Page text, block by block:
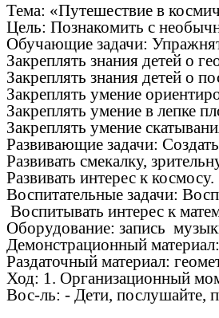
Тема: «Путешествие в
Цель: Познакомить с
Обучающие задачи:
Закреплять знания детей о
Закреплять знания детей о
Закреплять умение
Закреплять умение в лепке
Закреплять умение
Развивающие задачи:
Развивать смекалку,
Развивать интерес к космосу.
Воспитательные задачи:
Воспитывать интерес к
Оборудование: запись
Демонстрационный
Раздаточный материал:
Ход: 1. Организационный
Вос-ль: - Дети, послушайте,